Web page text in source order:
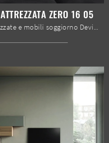
ZERO 16 05
Pareti attrezzate e mobili soggiorno Devina Nais: clicca e scopri il modello Parete attrezzata Zero 16 05 e potrai arricchire stanze moderne di ogni ...